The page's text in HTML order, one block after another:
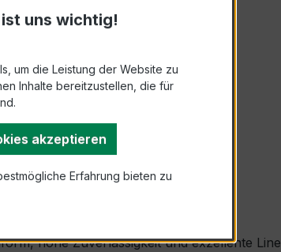
5 A)
hohe Zuverlässigkeit und exzellente
uns wichtig!
um die Leistung der Website zu
Inhalte bereitzustellen, die für
akzeptieren
Erfahrung bieten zu